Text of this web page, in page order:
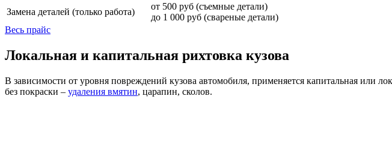
Замена деталей (только работа)
от 500 руб (съемные детали)
до 1 000 руб (свареные детали)
Весь прайс
Локальная и капитальная рихтовка кузова
В зависимости от уровня повреждений кузова автомобиля, применяется капитальная или
без покраски – удаления вмятин, царапин, сколов.